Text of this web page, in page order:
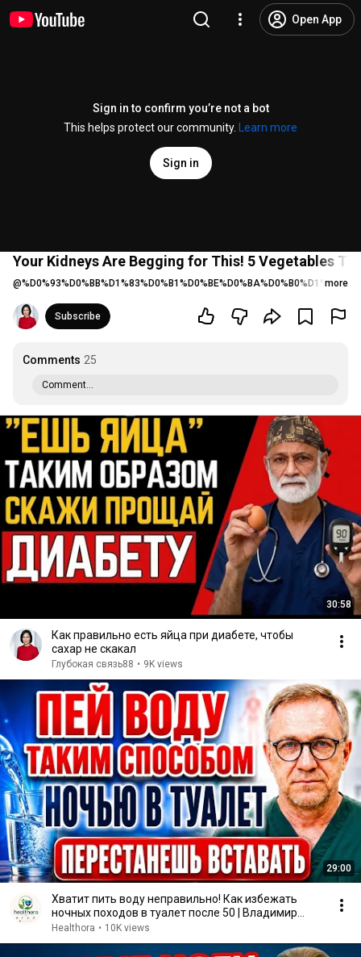
Open App
Sign in to confirm you’re not a bot
This helps protect our community.
Learn more
Sign in
Your Kidneys Are Begging for This! 5 Vegetables
@ more
Subscribe
Comments 25
Comment...
30:58
Как правильно есть яйца при диабете, чтобы
сахар не скакал
Глубокая связь88 • 9K views
29:00
Хватит пить воду неправильно! Как избежать
ночных походов в туалет после 50 | Владимир
Павлов
Healthora • 10K views